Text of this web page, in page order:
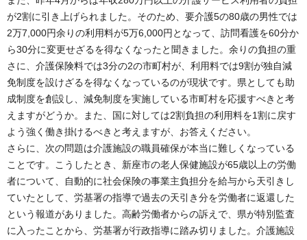
が2割に引き上げられました。そのため、要介護5の80歳の男性では
2万7,000円余りの利用料が5万6,000円となって、訪問看護を60分か
ら30分に変更せざるを得なくなったと聞きました。余りの負担の重
さに、介護保険料では3分の2の市町村が、利用料では9割が独自減
免制度を設けざるを得なくなっているのが現状です。県としても助
成制度を創設し、減免制度を実施している市町村を応援すべきと考
えますがどうか。また、国に対しては2割負担の利用料を1割に戻す
よう強く働き掛けるべきと考えますが、お答えください。
さらに、次の問題は介護施設の職員確保が本当に難しくなっている
ことです。こうしたとき、新座市の老人保健施設が65歳以上の労働
者について、自動的に社会保険の事業主負担分を給与から天引きし
ていたとして、労基署の指導で過去の天引き分を労働者に返還した
という報道がありました。高齢労働者からの訴えで、県が特別監査
に入ったことから、労基署が行政指導に踏み切りました。介護施設